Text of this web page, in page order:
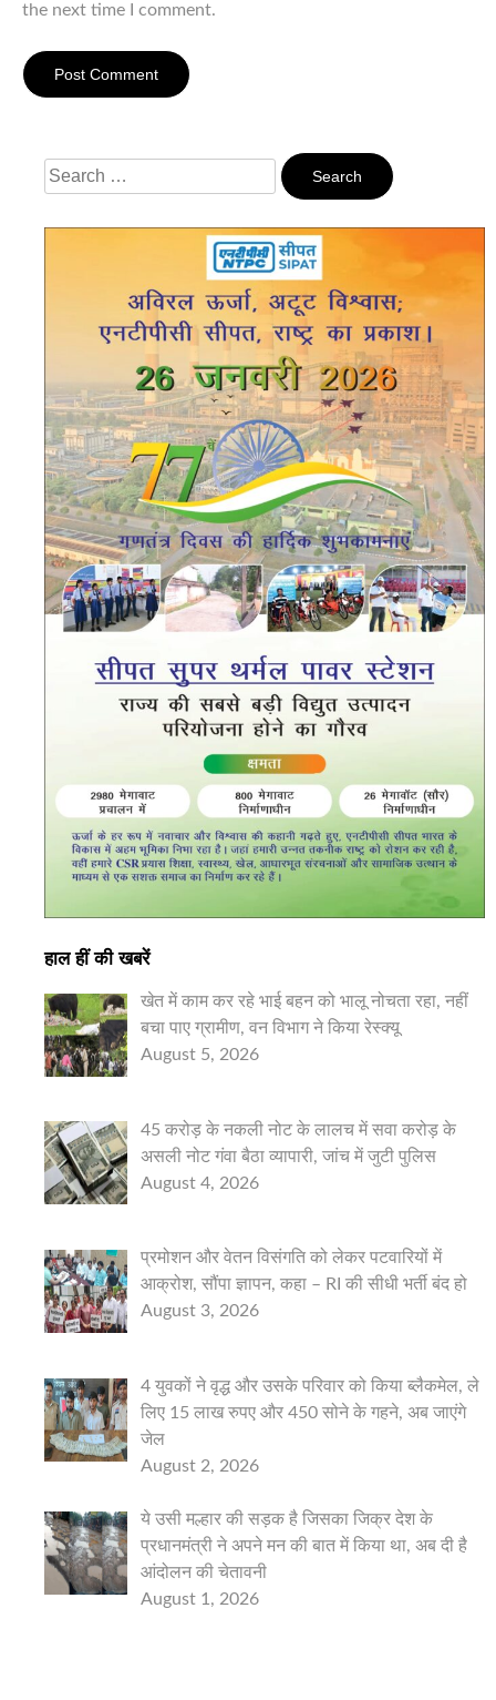
the next time I comment.
Search
For:
हाल हीं की खबरें
खेत में काम कर रहे भाई बहन को भालू नोचता रहा, नहीं
बचा पाए ग्रामीण, वन विभाग ने किया रेस्क्यू
August 5, 2026
45 करोड़ के नकली नोट के लालच में सवा करोड़ के
असली नोट गंवा बैठा व्यापारी, जांच में जुटी पुलिस
August 4, 2026
प्रमोशन और वेतन विसंगति को लेकर पटवारियों में
आक्रोश, सौंपा ज्ञापन, कहा – RI की सीधी भर्ती बंद हो
August 3, 2026
4 युवकों ने वृद्ध और उसके परिवार को किया ब्लैकमेल, ले
लिए 15 लाख रुपए और 450 सोने के गहने, अब जाएंगे
जेल
August 2, 2026
ये उसी मल्हार की सड़क है जिसका जिक्र देश के
प्रधानमंत्री ने अपने मन की बात में किया था, अब दी है
आंदोलन की चेतावनी
August 1, 2026